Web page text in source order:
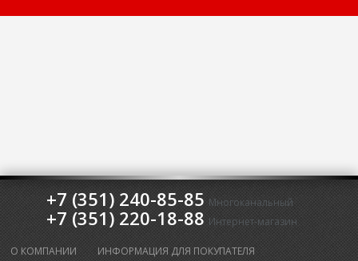
+7 (351) 240-85-85 Многоканальный
+7 (351) 220-18-88 Интернет-магазин
О КОМПАНИИ
ИНФОРМАЦИЯ ДЛЯ ПОКУПАТЕЛЯ